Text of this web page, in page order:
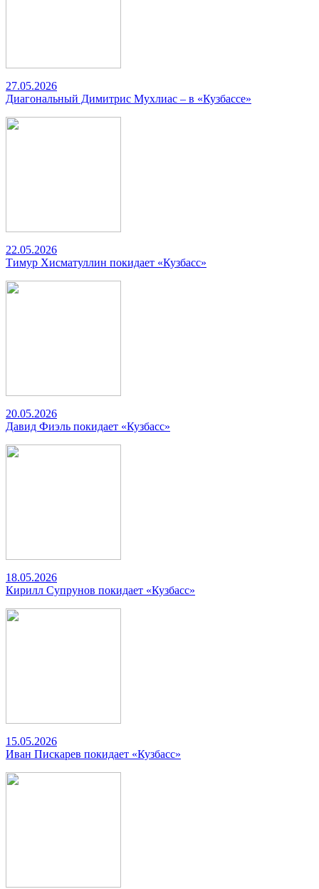
27.05.2026
Диагональный Димитрис Мухлиас – в «Кузбассе»
22.05.2026
Тимур Хисматуллин покидает «Кузбасс»
20.05.2026
Давид Фиэль покидает «Кузбасс»
18.05.2026
Кирилл Супрунов покидает «Кузбасс»
15.05.2026
Иван Пискарев покидает «Кузбасс»